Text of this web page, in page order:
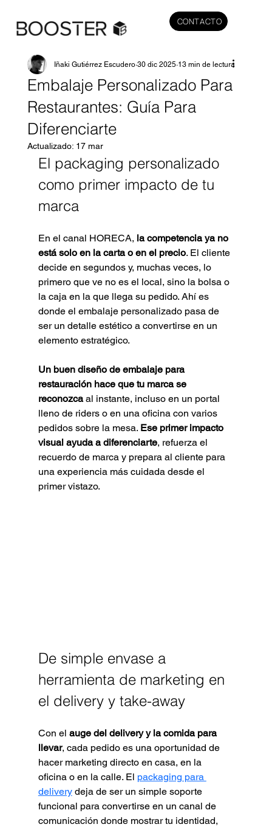
CONTACTO
Embalaje Personalizado Para
Restaurantes: Guía Para
Diferenciarte
Iñaki Gutiérrez Escudero 30 dic 2025 13 min de lectura
Actualizado: 17 mar
El packaging personalizado
como primer impacto de tu
marca
En el canal HORECA, la competencia ya no
está solo en la carta o en el precio. El cliente
decide en segundos y, muchas veces, lo
primero que ve no es el local, sino la bolsa o
la caja en la que llega su pedido. Ahí es
donde el embalaje personalizado pasa de
ser un detalle estético a convertirse en un
elemento estratégico.
Un buen diseño de embalaje para
restauración hace que tu marca se
reconozca al instante, incluso en un portal
lleno de riders o en una oficina con varios
pedidos sobre la mesa. Ese primer impacto
visual ayuda a diferenciarte, refuerza el
recuerdo de marca y prepara al cliente para
una experiencia más cuidada desde el
primer vistazo.
De simple envase a
herramienta de marketing en
el delivery y take-away
Con el auge del delivery y la comida para
llevar, cada pedido es una oportunidad de
hacer marketing directo en casa, en la
oficina o en la calle. El packaging para
delivery deja de ser un simple soporte
funcional para convertirse en un canal de
comunicación donde mostrar tu identidad,